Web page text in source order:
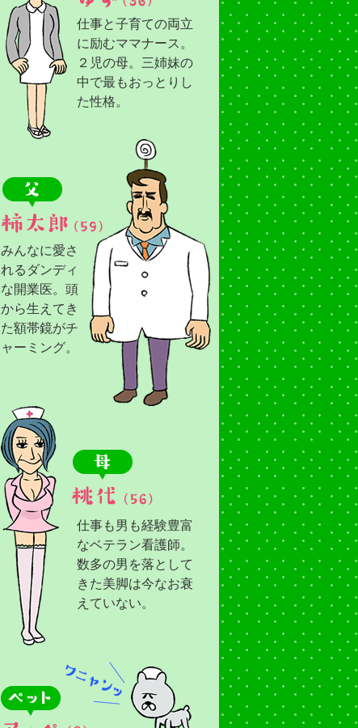
仕事と子育ての両立
に励むママナース。
２児の母。三姉妹の
中で最もおっとりし
た性格。
みんなに愛さ
れるダンディ
な開業医。頭
から生えてき
た額帯鏡がチ
ャーミング。
仕事も男も経験豊富
なベテラン看護師。
数多の男を落として
きた美脚は今なお衰
えていない。